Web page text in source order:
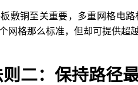
敷铜至关重要，多重网格电
网格那么标准，但却可提供超
则二：保持路径